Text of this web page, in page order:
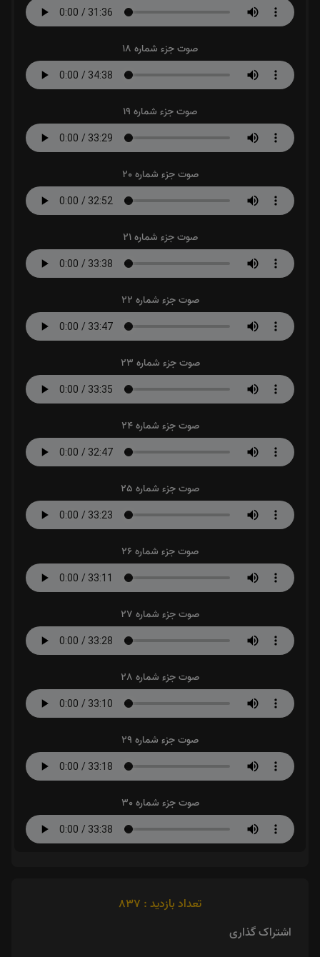
صوت جزء شماره 18
صوت جزء شماره 19
صوت جزء شماره 20
صوت جزء شماره 21
صوت جزء شماره 22
صوت جزء شماره 23
صوت جزء شماره 24
صوت جزء شماره 25
صوت جزء شماره 26
صوت جزء شماره 27
صوت جزء شماره 28
صوت جزء شماره 29
صوت جزء شماره 30
تعداد بازدید : 837
اشتراک گذاری